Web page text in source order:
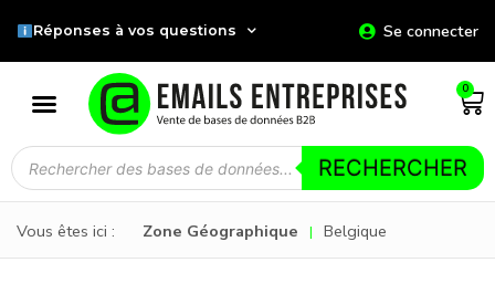
Réponses à vos questions Se connecter
0
RECHERCHER
Vous êtes ici : Zone Géographique | Belgique